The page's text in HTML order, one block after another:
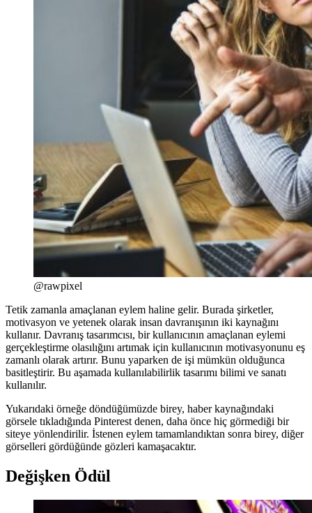
@rawpixel
Tetik zamanla amaçlanan eylem haline gelir. Burada şirketler,
motivasyon ve yetenek olarak insan davranışının iki kaynağını
kullanır. Davranış tasarımcısı, bir kullanıcının amaçlanan eylemi
gerçekleştirme olasılığını artımak için kullanıcının motivasyonunu eş
zamanlı olarak artırır. Bunu yaparken de işi mümkün olduğunca
basitleştirir. Bu aşamada kullanılabilirlik tasarımı bilimi ve sanatı
kullanılır.
Yukarıdaki örneğe döndüğümüzde birey, haber kaynağındaki
görsele tıkladığında Pinterest denen, daha önce hiç görmediği bir
siteye yönlendirilir. İstenen eylem tamamlandıktan sonra birey, diğer
görselleri gördüğünde gözleri kamaşacaktır.
Değişken Ödül